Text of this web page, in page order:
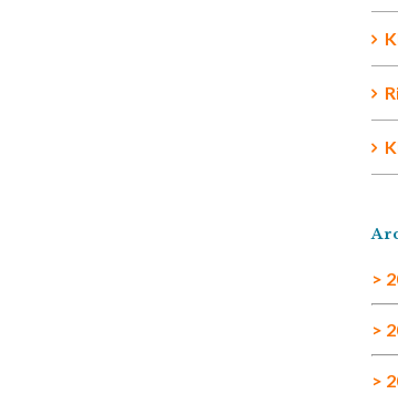
>
>
>